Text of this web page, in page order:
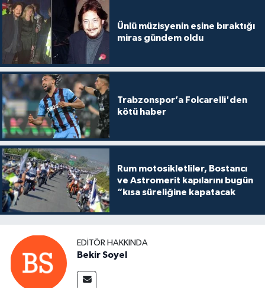
Ünlü müzisyenin eşine bıraktığı
miras gündem oldu
Trabzonspor’a Folcarelli'den
kötü haber
Rum motosikletliler, Bostancı
ve Astromerit kapılarını bugün
“kısa süreliğine kapatacak
EDITÖR HAKKINDA
Bekir Soyel